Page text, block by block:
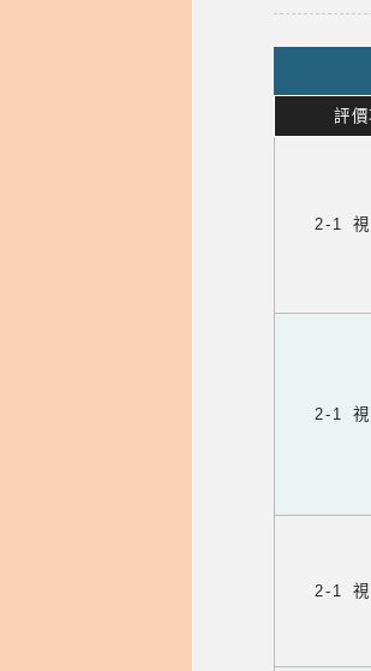
評價
2-1 視
2-1 視
2-1 視